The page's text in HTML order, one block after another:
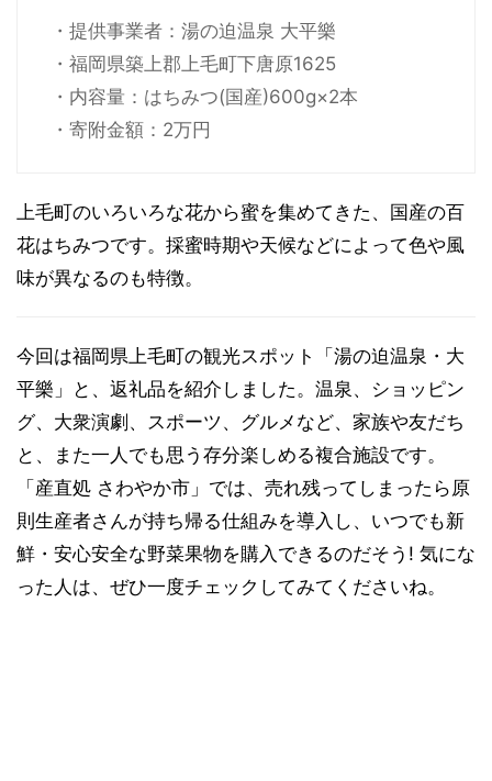
・提供事業者：湯の迫温泉 大平樂
・福岡県築上郡上毛町下唐原1625
・内容量：はちみつ(国産)600g×2本
・寄附金額：2万円
上毛町のいろいろな花から蜜を集めてきた、国産の百
花はちみつです。採蜜時期や天候などによって色や風
味が異なるのも特徴。
今回は福岡県上毛町の観光スポット「湯の迫温泉・大
平樂」と、返礼品を紹介しました。温泉、ショッピン
グ、大衆演劇、スポーツ、グルメなど、家族や友だち
と、また一人でも思う存分楽しめる複合施設です。
「産直処 さわやか市」では、売れ残ってしまったら原
則生産者さんが持ち帰る仕組みを導入し、いつでも新
鮮・安心安全な野菜果物を購入できるのだそう! 気にな
った人は、ぜひ一度チェックしてみてくださいね。